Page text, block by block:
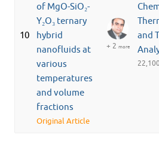
10
of MgO-SiO₂-
Y₂O₃ ternary
hybrid
nanofluids at
various
temperatures
and volume
fractions
Original Article
+ 2 more
and